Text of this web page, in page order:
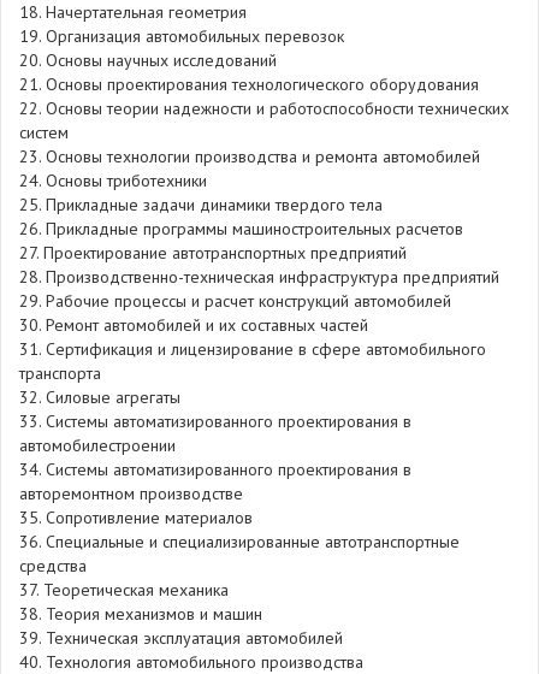
18. Начертательная геометрия
19. Организация автомобильных перевозок
20. Основы научных исследований
21. Основы проектирования технологического оборудования
22. Основы теории надежности и работоспособности технических
систем
23. Основы технологии производства и ремонта автомобилей
24. Основы триботехники
25. Прикладные задачи динамики твердого тела
26. Прикладные программы машиностроительных расчетов
27. Проектирование автотранспортных предприятий
28. Производственно-техническая инфраструктура предприятий
29. Рабочие процессы и расчет конструкций автомобилей
30. Ремонт автомобилей и их составных частей
31. Сертификация и лицензирование в сфере автомобильного
транспорта
32. Силовые агрегаты
33. Системы автоматизированного проектирования в
автомобилестроении
34. Системы автоматизированного проектирования в
авторемонтном производстве
35. Сопротивление материалов
36. Специальные и специализированные автотранспортные
средства
37. Теоретическая механика
38. Теория механизмов и машин
39. Техническая эксплуатация автомобилей
40. Технология автомобильного производства